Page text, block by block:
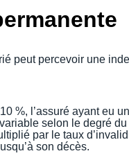
peut percevoir une
%, l’assuré ayant eu
selon le degré
par le taux
son décès.